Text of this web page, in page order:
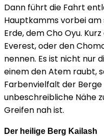
Dann führt die Fahrt
Hauptkamms vorbei
Erde, dem Cho Oyu.
Everest, oder den
nennen. Es ist nicht nur
einem den Atem raubt,
Farbenvielfalt der Berge
unbeschreibliche Nähe
Greifen nah ist.
Der heilige Berg Kailash